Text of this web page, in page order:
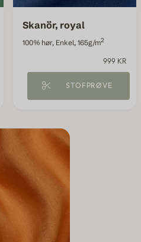
Skanör, royal
100% hør, Enkel, 165g/m2
999 KR
STOFPRØVE